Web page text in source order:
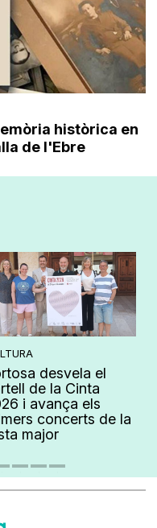
històrica en
de l'Ebre
desvela el
de la Cinta
i avança els
concerts de la
major